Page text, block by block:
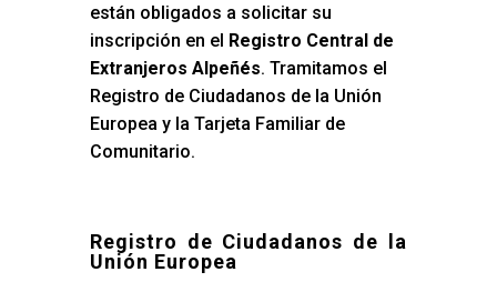
están obligados a solicitar su
inscripción en el Registro Central de
Extranjeros Alpeñés. Tramitamos el
Registro de Ciudadanos de la Unión
Europea y la Tarjeta Familiar de
Comunitario.
Registro de Ciudadanos de la
Unión Europea